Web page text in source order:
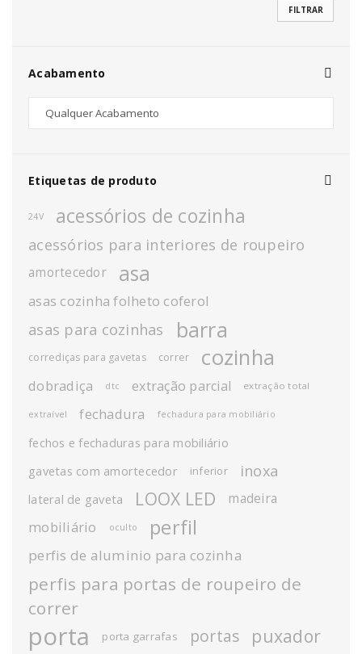
FILTRAR
Acabamento
Etiquetas de produto
24V acessórios de cozinha
acessórios para interiores de roupeiro
amortecedor asa
asas cozinha folheto coferol
asas para cozinhas barra
corrediças para gavetas correr cozinha
dobradiça dtc extração parcial extração total
extraível fechadura fechadura para mobiliário
fechos e fechaduras para mobiliário
gavetas com amortecedor
inferior inoxa
lateral de gaveta LOOX LED madeira
mobiliário oculto perfil
perfis de aluminio para cozinha
perfis para portas de roupeiro de
correr
porta porta garrafas portas puxador